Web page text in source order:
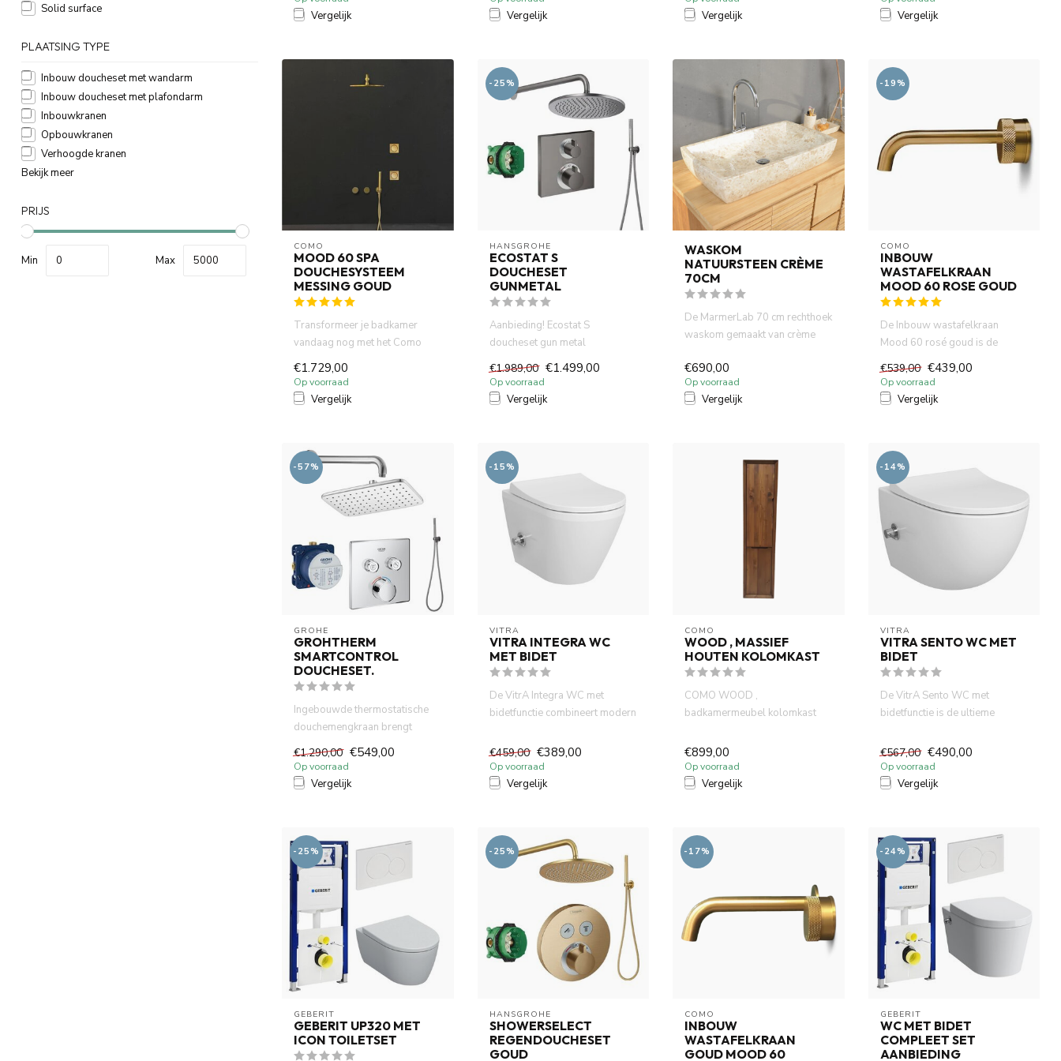
Solid surface
PLAATSING TYPE
Inbouw doucheset met wandarm
Inbouw doucheset met plafondarm
Inbouwkranen
Opbouwkranen
Verhoogde kranen
Bekijk meer
PRIJS
Min Max
Vergelijk Vergelijk Vergelijk Vergelijk
COMO
MOOD 60 SPA
DOUCHESYSTEEM
MESSING GOUD
Transformeer je badkamer
vandaag nog met het Como
Mood 60 SPA 3-Weg
Douchesystee...
€1.729,00
Op voorraad
Vergelijk
-25%
HANSGROHE
ECOSTAT S
DOUCHESET
GUNMETAL
Aanbieding! Ecostat S
doucheset gun metal
geborsteld .Thermostatisch
inbouwdeel ...
€1.989,00 €1.499,00
Op voorraad
Vergelijk
WASKOM
NATUURSTEEN CRÈME
70CM
De MarmerLab 70 cm rechthoek
waskom gemaakt van crème
€690,00
Op voorraad
Vergelijk
-19%
COMO
INBOUW
WASTAFELKRAAN
MOOD 60 ROSE GOUD
De Inbouw wastafelkraan
Mood 60 rosé goud is de
perfecte keuze voor een
stijlvol...
€539,00 €439,00
Op voorraad
Vergelijk
-57%
GROHE
GROHTHERM
SMARTCONTROL
DOUCHESET.
Ingebouwde thermostatische
douchemengkraan brengt
€1.290,00 €549,00
Op voorraad
Vergelijk
-15%
VITRA
VITRA INTEGRA WC
MET BIDET
De VitrA Integra WC met
bidetfunctie combineert modern
€459,00 €389,00
Op voorraad
Vergelijk
COMO
WOOD , MASSIEF
HOUTEN KOLOMKAST
COMO WOOD ,
badkamermeubel kolomkast
mm massief hou...
€899,00
Op voorraad
Vergelijk
-14%
VITRA
VITRA SENTO WC MET
BIDET
De VitrA Sento WC met
bidetfunctie is de ultieme
technolo...
€567,00 €490,00
Op voorraad
Vergelijk
-25%
GEBERIT
GEBERIT UP320 MET
ICON TOILETSET
-25%
HANSGROHE
SHOWERSELECT
REGENDOUCHESET
GOUD
-17%
COMO
INBOUW
WASTAFELKRAAN
GOUD MOOD 60
-24%
GEBERIT
WC MET BIDET
COMPLEET SET
AANBIEDING